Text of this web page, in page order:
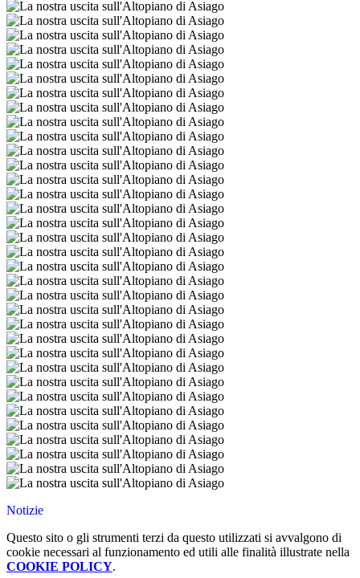
Notizie
Questo sito o gli strumenti terzi da questo utilizzati si avvalgono di
cookie necessari al funzionamento ed utili alle finalità illustrate nella
COOKIE POLICY.